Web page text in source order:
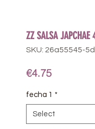
ZZ SALSA JAPCHAE
SKU: 26a55545-
€4.75Price
fecha 1 *
Select